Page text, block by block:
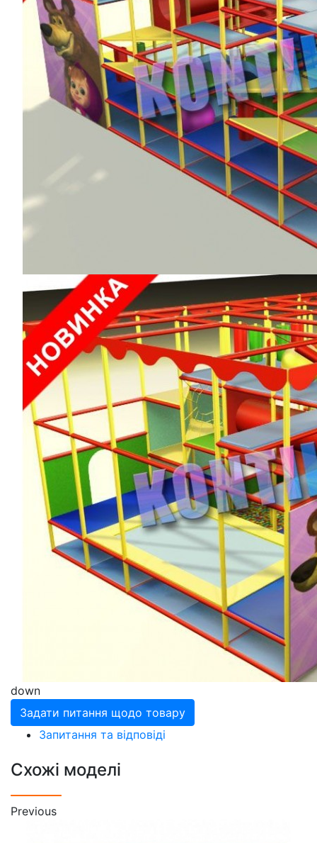
down
Задати питання щодо товару
Запитання та відповіді
Схожі моделі
Previous